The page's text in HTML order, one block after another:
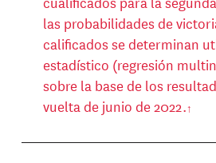
las probabilidades de
calificados se determinan
estadístico (regresión
sobre la base de los
vuelta de junio de 2022.